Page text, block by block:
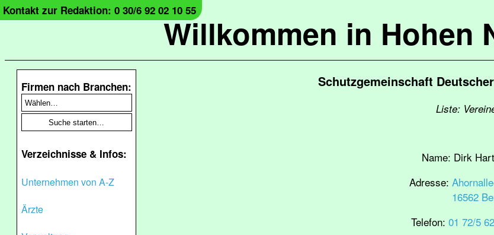
Willkommen in Hohen
Kontakt zur Redaktion: 0 30/6 92 02 10 55
Firmen nach Branchen:
Verzeichnisse & Infos:
Unternehmen von A-Z
Ärzte
Schutzgemeinschaft
Liste:
Name: Dirk
Adresse:
16562
Telefon: 01 72/5